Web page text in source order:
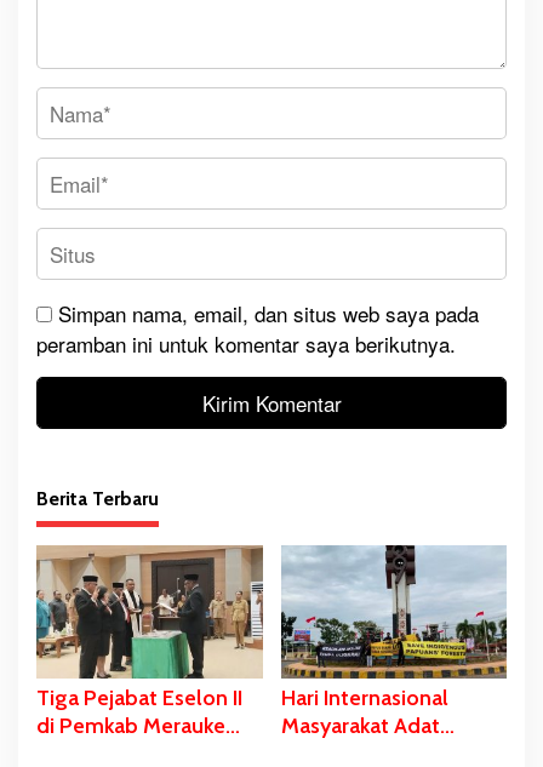
Simpan nama, email, dan situs web saya pada
peramban ini untuk komentar saya berikutnya.
Berita Terbaru
Tiga Pejabat Eselon II
di Pemkab Merauke
Hari Internasional
Masyarakat Adat